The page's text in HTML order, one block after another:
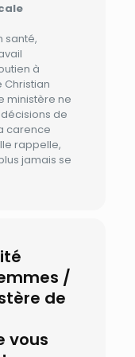
santé,
à
Christian
ministère ne
de
carence
rappelle,
jamais se
/
de
vous